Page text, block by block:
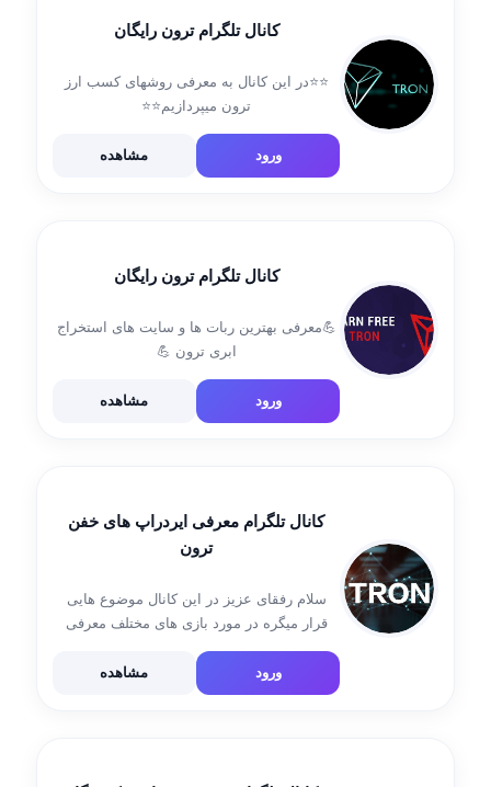
کانال تلگرام ترون رایگان
⭐️⭐️در این کانال به معرفی روشهای کسب ارز
ترون میپردازیم⭐️⭐️
ورود مشاهده
کانال تلگرام ترون رایگان
💪معرفی بهترین ربات ها و سایت های استخراج
ابری ترون 💪
ورود مشاهده
کانال تلگرام معرفی ایردراپ های خفن
ترون
سلام رفقای عزیز در این کانال موضوع هایی
قرار میگره در مورد بازی های مختلف معرفی
کردن مشکلhttps://t.me/Aerdfop
ورود مشاهده